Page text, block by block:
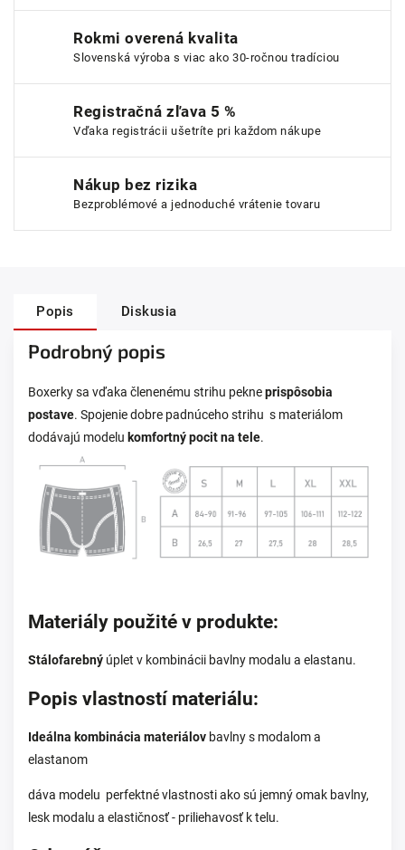
Rokmi overená kvalita
Slovenská výroba s viac ako 30-ročnou tradíciou
Registračná zľava 5 %
Vďaka registrácii ušetríte pri každom nákupe
Nákup bez rizika
Bezproblémové a jednoduché vrátenie tovaru
Popis Diskusia
Podrobný popis
Boxerky sa vďaka členenému strihu pekneprispôsobia
postave. Spojenie dobre padnúceho strihu s materiálom
dodávajú modelu komfortný pocit na tele.
Materiály použité v produkte:
Stálofarebný úplet v kombinácii bavlny modalu a elastanu.
Popis vlastností materiálu:
Ideálna kombinácia materiálov bavlny s modalom a
elastanom
dáva modelu perfektné vlastnosti ako sú jemný omak bavlny,
lesk modalu a elastičnosť - priliehavosť k telu.